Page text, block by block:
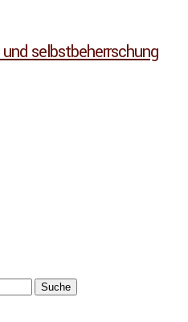
selbstbeherrschung